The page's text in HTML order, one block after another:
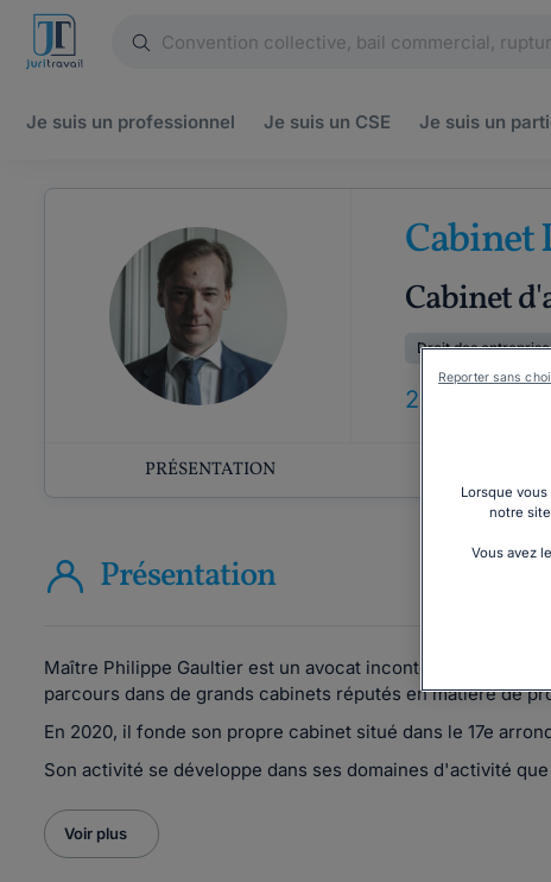
Je suis un professionnel Je suis un CSE Je suis un
Cabinet
Cabinet
Droit des
26
PRÉSENTATION
Présentation
Maître Philippe Gaultier est un avocat incontournable dans
parcours dans de grands cabinets réputés en matière de
En 2020, il fonde son propre cabinet situé dans le 17e
Son activité se développe dans ses domaines d'activité
Voir plus
Lorsque
notre
Vous avez
Reporter sans